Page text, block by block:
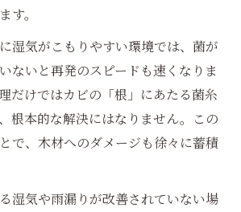
す。
湿気がこもりやすい環境では、菌が
ないと再発のスピードも速くなりま
だけではカビの「根」にあたる菌糸
根本的な解決にはなりません。この
で、木材へのダメージも徐々に蓄積
湿気や雨漏りが改善されていない場